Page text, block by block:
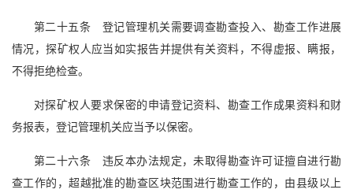
第二十五条 登记管理机关需要调查勘查投入、勘查工作进展
情况，探矿权人应当如实报告并提供有关资料，不得虚报、瞒报，
不得拒绝检查。
对探矿权人要求保密的申请登记资料、勘查工作成果资料和财
务报表，登记管理机关应当予以保密。
第二十六条 违反本办法规定，未取得勘查许可证擅自进行勘
查工作的，超越批准的勘查区块范围进行勘查工作的，由县级以上